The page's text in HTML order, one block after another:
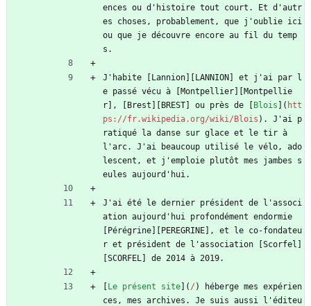
ences ou d'histoire tout court. Et d'autr
es choses, probablement, que j'oublie ici
ou que je découvre encore au fil du temp
s.
J'habite [Lannion][LANNION] et j'ai par l
e passé vécu à [Montpellier][Montpellie
r], [Brest][BREST] ou près de [
Blois ]( htt
ps://fr.wikipedia.org/wiki/Blois ). J'ai p
ratiqué la danse sur glace et le tir à
l'arc. J'ai beaucoup utilisé le vélo, ado
lescent, et j'emploie plutôt mes jambes s
eules aujourd'hui.
J'ai été le dernier président de l'associ
ation aujourd'hui profondément endormie
[Pérégrine][PEREGRINE], et le co-fondateu
r et président de l'association [Scorfel]
[SCORFEL] de 2014 à 2019.
Le présent site ]( / ) héberge mes expérien
ces, mes archives. Je suis aussi l'éditeu